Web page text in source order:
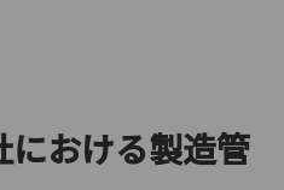
における製造管